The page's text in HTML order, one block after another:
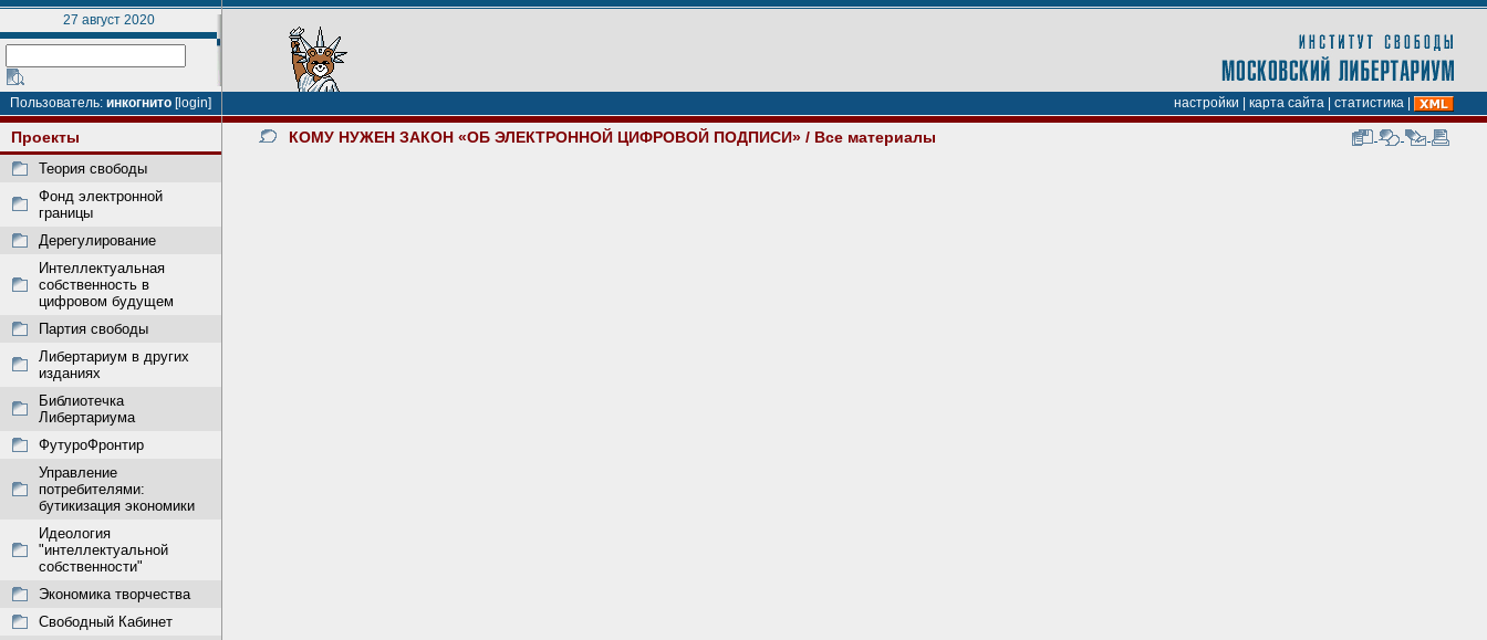
27 август 2020
Пользователь: инкогнито [login] настройки карта сайта статистика
Проекты
Теория свободы
Фонд электронной
границы
Дерегулирование
Интеллектуальная
собственность в
цифровом будущем
Партия свободы
Либертариум в других
изданиях
Библиотечка
Либертариума
ФутуроФронтир
Управление
потребителями:
бутикизация экономики
Идеология
"интеллектуальной
собственности"
Экономика творчества
Свободный Кабинет
КОМУ НУЖЕН ЗАКОН «ОБ ЭЛЕКТРОННОЙ ЦИФРОВОЙ ПОДПИСИ» / Все материалы